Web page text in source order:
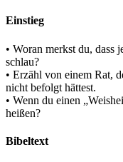
Einstieg
• Woran merkst du,
schlau?
• Erzähl von einem Rat,
nicht befolgt hättest.
• Wenn du einen
heißen?
Bibeltext